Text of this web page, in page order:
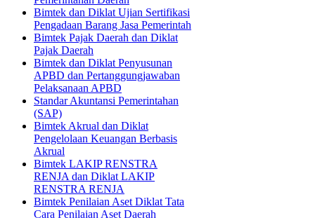
Bimtek dan Diklat Ujian Sertifikasi
Pengadaan Barang Jasa Pemerintah
Bimtek Pajak Daerah dan Diklat
Pajak Daerah
Bimtek dan Diklat Penyusunan
APBD dan Pertanggungjawaban
Pelaksanaan APBD
Standar Akuntansi Pemerintahan
(SAP)
Bimtek Akrual dan Diklat
Pengelolaan Keuangan Berbasis
Akrual
Bimtek LAKIP RENSTRA
RENJA dan Diklat LAKIP
RENSTRA RENJA
Bimtek Penilaian Aset Diklat Tata
Cara Penilaian Aset Daerah